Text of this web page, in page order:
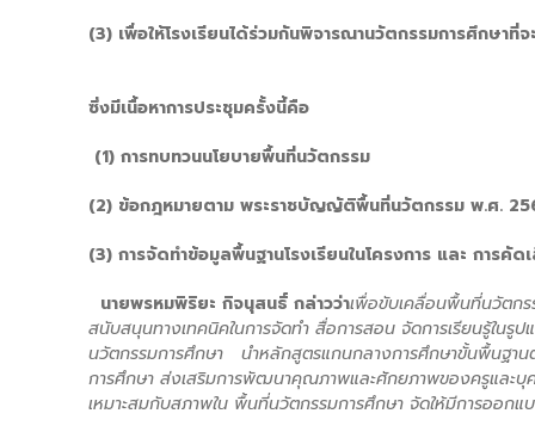
(3) เพื่อให้โรงเรียนได้ร่วมกันพิจารณานวัตกรรมการศึกษาที่จ
ซึ่งมีเนื้อหาการประชุมครั้งนี้คือ
(1) การทบทวนนโยบายพื้นที่นวัตกรรม
(2) ข้อกฎหมายตาม พระราชบัญญัติพื้นที่นวัตกรรม พ.ศ.
(3) การจัดทำข้อมูลพื้นฐานโรงเรียนในโครงการ และ การคั
นายพรหมพิริยะ กิจนุสนธิ์ กล่าวว่าเพื่อขับเคลื่อนพื้นที่นวัตกร
สนับสนุนทางเทคนิคในการจัดทำ สื่อการสอน จัดการเรียนรู้ใน
นวัตกรรมการศึกษา นำหลักสูตรแกนกลางการศึกษาขั้นพื้นฐาน
การศึกษา ส่งเสริมการพัฒนาคุณภาพและศักยภาพของครูและบุ
เหมาะสมกับสภาพใน พื้นที่นวัตกรรมการศึกษา จัดให้มีการออก